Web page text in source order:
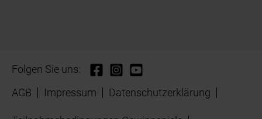
Folgen Sie uns:
AGB
Impressum Datenschutzerklärung